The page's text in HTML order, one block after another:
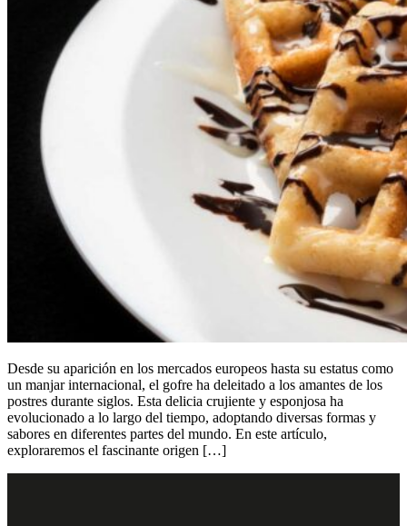
Desde su aparición en los mercados europeos hasta su estatus como
un manjar internacional, el gofre ha deleitado a los amantes de los
postres durante siglos. Esta delicia crujiente y esponjosa ha
evolucionado a lo largo del tiempo, adoptando diversas formas y
sabores en diferentes partes del mundo. En este artículo,
exploraremos el fascinante origen […]